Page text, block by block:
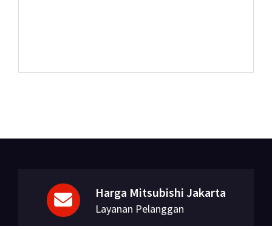
Harga Mitsubishi Jakarta
Layanan Pelanggan